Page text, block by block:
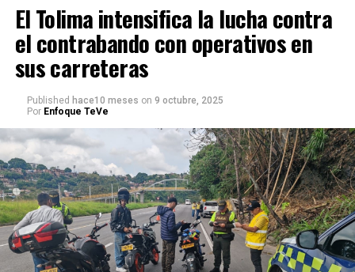
El Tolima intensifica la lucha contra
el contrabando con operativos en
sus carreteras
Published hace10 meses on 9 octubre, 2025
Por Enfoque TeVe